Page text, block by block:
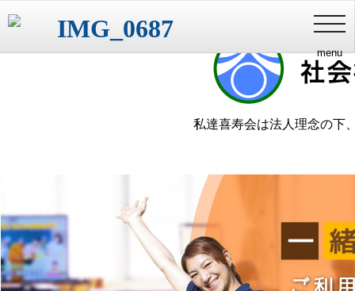
menu
健やか
私達喜寿会は法人理念の下